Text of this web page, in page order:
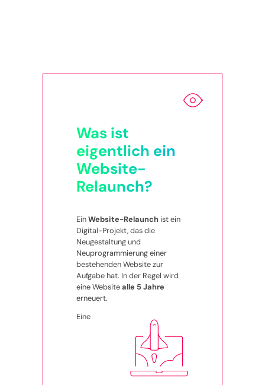
Was ist
eigentlich ein
Website-
Relaunch?
EinWebsite-Relaunch ist ein
Digital-Projekt, das die
Neugestaltung und
Neuprogrammierung einer
bestehenden Website zur
Aufgabe hat. In der Regel wird
eine Websitealle 5 Jahre
erneuert.
Eine